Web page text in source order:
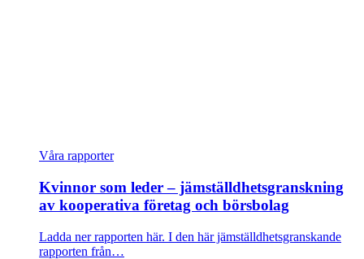
Våra rapporter
Kvinnor som leder – jämställdhetsgranskning
av kooperativa företag och börsbolag
Ladda ner rapporten här. I den här jämställdhetsgranskande
rapporten från…